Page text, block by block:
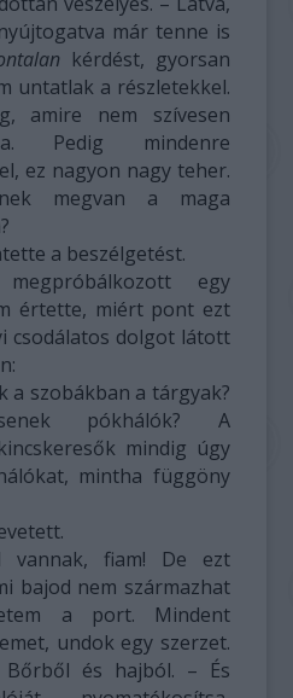
már tenne is
kérdést, gyorsan
untatlak a részletekkel.
amire nem szívesen
Pedig mindenre
ez nagyon nagy teher.
megvan a maga
a beszélgetést.
egy
értette, miért pont ezt
csodálatos dolgot látott
a szobákban a tárgyak?
pókhálók? A
mindig úgy
mintha függöny
vannak, fiam! De ezt
bajod nem származhat
a port. Mindent
undok egy szerzet.
Bőrből és hajból. – És